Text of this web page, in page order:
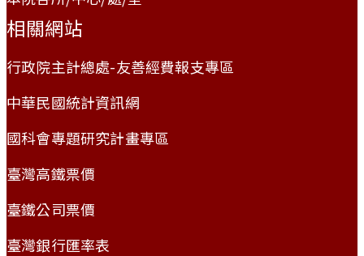
相關網站
行政院主計總處-友善經費報支專區
中華民國統計資訊網
國科會專題研究計畫專區
臺灣高鐵票價
臺鐵公司票價
臺灣銀行匯率表